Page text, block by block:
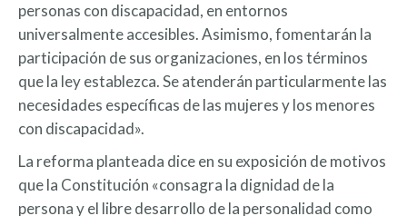
personas con discapacidad, en entornos
universalmente accesibles. Asimismo, fomentarán la
participación de sus organizaciones, en los términos
que la ley establezca. Se atenderán particularmente las
necesidades específicas de las mujeres y los menores
con discapacidad».
La reforma planteada dice en su exposición de motivos
que la Constitución «consagra la dignidad de la
persona y el libre desarrollo de la personalidad como